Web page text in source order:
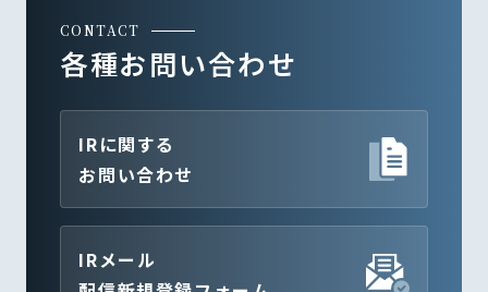
CONTACT
各種お問い合わせ
IRに関する
お問い合わせ
IRメール